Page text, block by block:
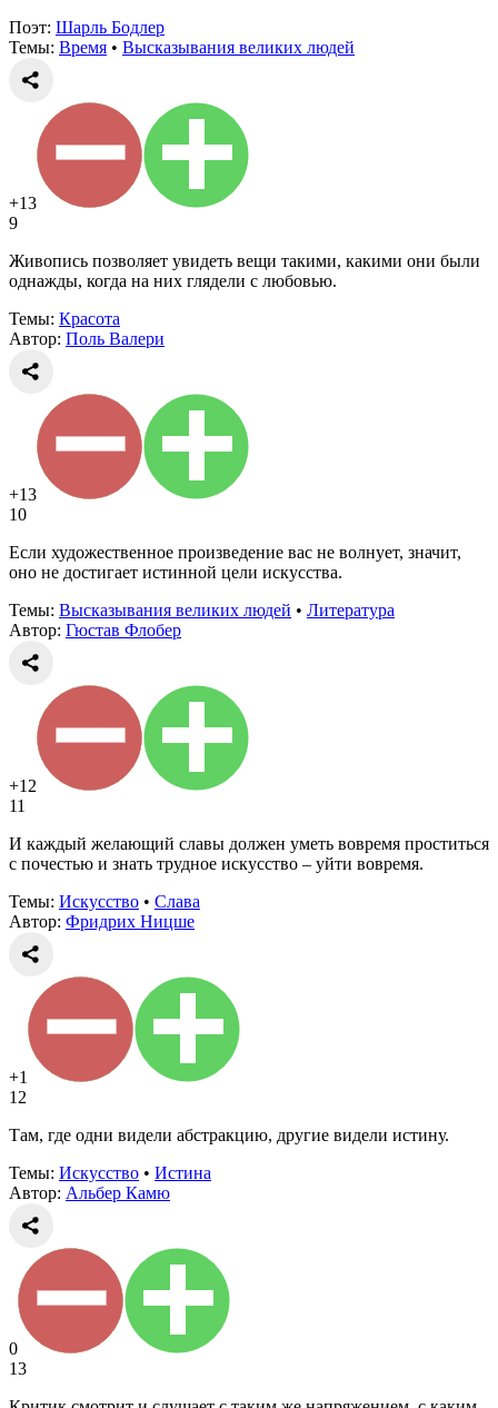
Поэт: Шарль Бодлер
Темы: Время • Высказывания великих людей
+13
9
Живопись позволяет увидеть вещи такими, какими они были
однажды, когда на них глядели с любовью.
Темы: Красота
Автор: Поль Валери
+13
10
Если художественное произведение вас не волнует, значит,
оно не достигает истинной цели искусства.
Темы: Высказывания великих людей • Литература
Автор: Гюстав Флобер
+12
11
И каждый желающий славы должен уметь вовремя проститься
с почестью и знать трудное искусство – уйти вовремя.
Темы: Искусство • Слава
Автор: Фридрих Ницше
+1
12
Там, где одни видели абстракцию, другие видели истину.
Темы: Искусство • Истина
Автор: Альбер Камю
0
13